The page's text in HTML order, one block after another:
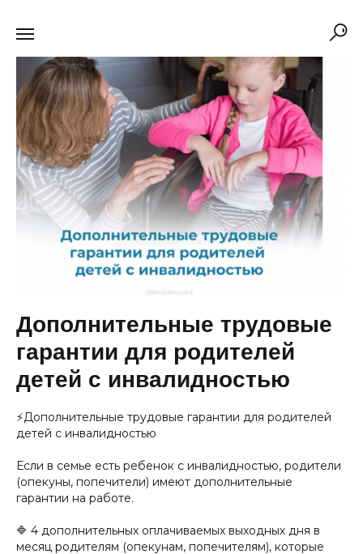
Дополнительные трудовые
гарантии для родителей
детей с инвалидностью
⚡️Дополнительные трудовые гарантии для родителей
детей с инвалидностью
Если в семье есть ребенок с инвалидностью, родители
(опекуны, попечители) имеют дополнительные
гарантии на работе.
🔷 4 дополнительных оплачиваемых выходных дня в
месяц родителям (опекунам, попечителям), которые